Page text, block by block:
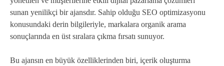
sunan yenilikçi bir ajansdır. Sahip olduğu SEO optimizasyonu
konusundaki derin bilgileriyle, markalara organik arama
sonuçlarında en üst sıralara çıkma fırsatı sunuyor.
Bu ajansın en büyük özelliklerinden biri, içerik oluşturma